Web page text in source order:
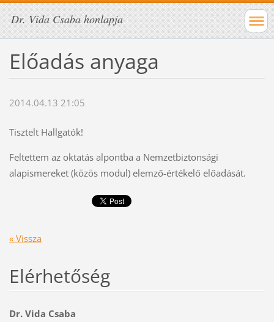
Dr. Vida Csaba honlapja
Előadás anyaga
2014.04.13 21:05
Tisztelt Hallgatók!
Feltettem az oktatás alpontba a Nemzetbiztonsági
alapismereket (közös modul) elemző-értékelő előadását.
« Vissza
Elérhetőség
Dr. Vida Csaba